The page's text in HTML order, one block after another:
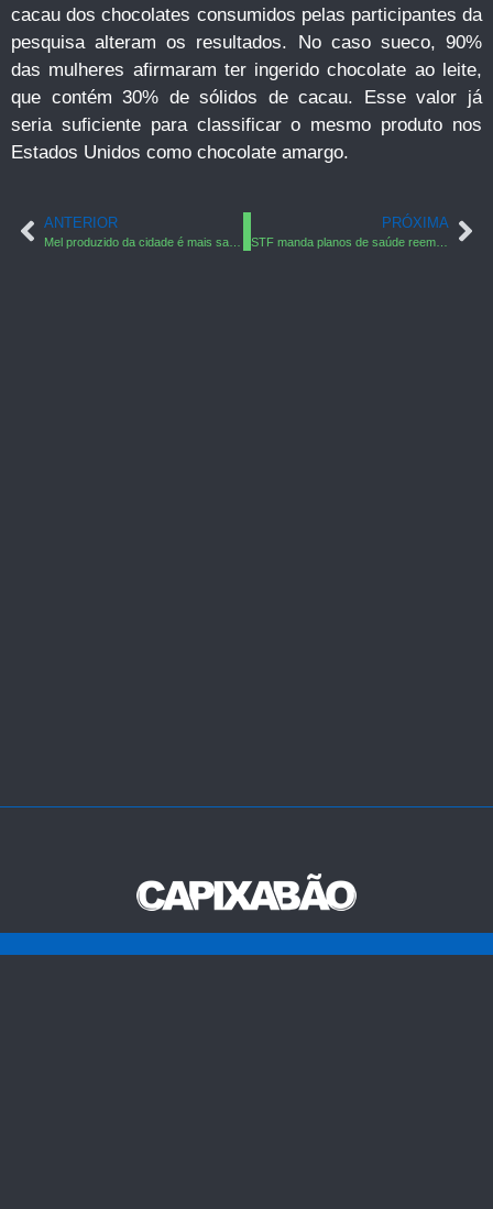
cacau dos chocolates consumidos pelas participantes da
pesquisa alteram os resultados. No caso sueco, 90%
das mulheres afirmaram ter ingerido chocolate ao leite,
que contém 30% de sólidos de cacau. Esse valor já
seria suficiente para classificar o mesmo produto nos
Estados Unidos como chocolate amargo.
ANTERIOR PRÓXIMA
STF manda planos de saúde reembolsarem SUS